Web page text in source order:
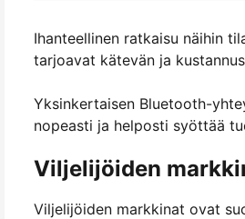
Ihanteellinen ratkaisu näihin
tarjoavat kätevän ja
Yksinkertaisen Bluetooth-
nopeasti ja helposti syöttää
Viljelijöiden
Viljelijöiden markkinat ovat